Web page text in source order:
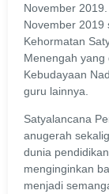
November
November 2019
Kehormatan
Menengah yang
Kebudayaan
guru lainnya.
Satyalancana
anugerah
dunia
menginginkan
menjadi